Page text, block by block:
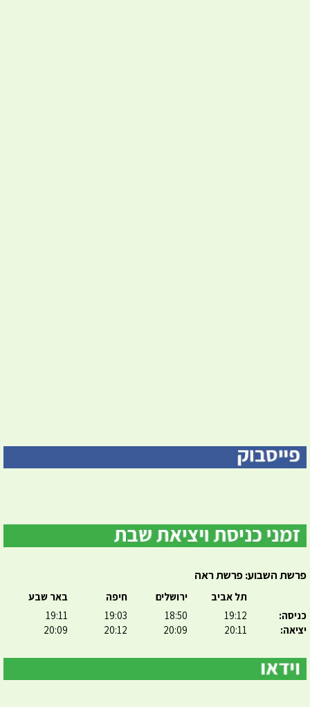
פרשת השבוע: פרשת ראה
כניסה:
יציאה:
תל אביב
19:12
20:11
ירושלים
18:50
20:09
חיפה
19:03
20:12
באר שבע
19:11
20:09